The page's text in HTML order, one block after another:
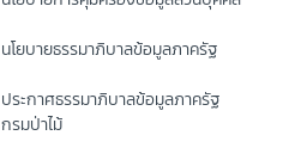
นโยบายธรรมาภิบาลข้อมูลภาครัฐ
ประกาศธรรมาภิบาลข้อมูลภาครัฐ
กรมป่าไม้